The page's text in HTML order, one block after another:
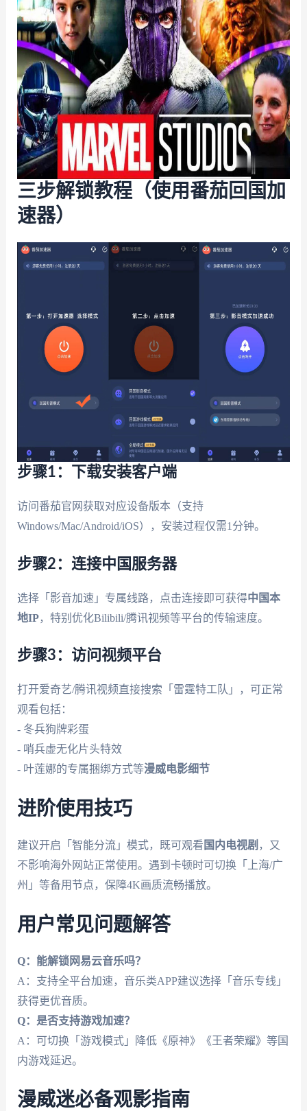
三步解锁教程（使用番茄回国加
速器）
步骤1：下载安装客户端
访问番茄官网获取对应设备版本（支持
Windows/Mac/Android/iOS），安装过程仅需1分钟。
步骤2：连接中国服务器
选择「影音加速」专属线路，点击连接即可获得中国本
地IP，特别优化Bilibili/腾讯视频等平台的传输速度。
步骤3：访问视频平台
打开爱奇艺/腾讯视频直接搜索「雷霆特工队」，可正常
观看包括：
- 冬兵狗牌彩蛋
- 哨兵虚无化片头特效
- 叶莲娜的专属捆绑方式等漫威电影细节
进阶使用技巧
建议开启「智能分流」模式，既可观看 国内电视剧 ，又
不影响海外网站正常使用。遇到卡顿时可切换「上海/广
州」等备用节点，保障4K画质流畅播放。
用户常见问题解答
Q：能解锁网易云音乐吗？
A：支持全平台加速，音乐类APP建议选择「音乐专线」
获得更优音质。
Q：是否支持游戏加速？
A：可切换「游戏模式」降低《原神》《王者荣耀》等国
内游戏延迟。
漫威迷必备观影指南